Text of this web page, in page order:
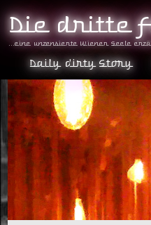
Die dritte
...eine unzensierte Wiener Seele
Daily dirty Story